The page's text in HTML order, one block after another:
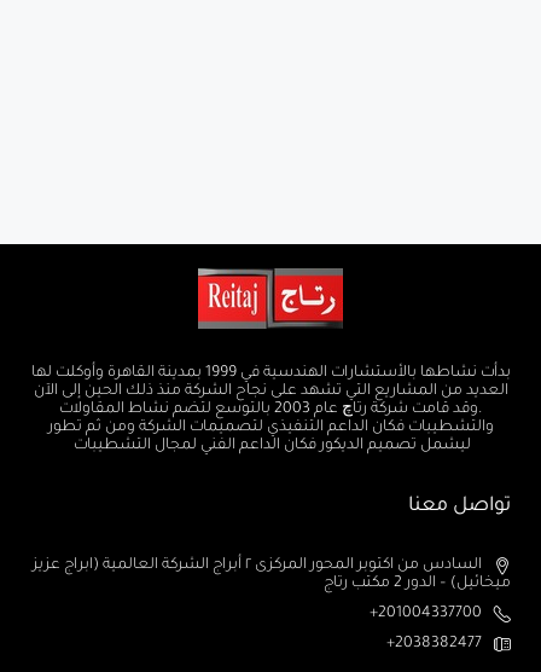
بدأت نشاطها بالأستشارات الهندسية في 1999 بمدينة القاهرة وأوكلت لها
العديد من المشاريع التي تشهد على نجاح الشركة منذ ذلك الحين إلى الآن
.وقد قامت شركة رتاچ عام 2003 بالتوسع لتضم نشاط المقاولات
والتشطيبات فكان الداعم التنفيذي لتصميمات الشركة ومن ثم تطور
ليشمل تصميم الديكور فكان الداعم الفني لمجال التشطيبات
تواصل معنا
السادس من اكتوبر المحور المركزى ٢ أبراج الشركة العالمية (ابراج عزيز
ميخائيل) – الدور 2 مكتب رتاج
201004337700+
2038382477+